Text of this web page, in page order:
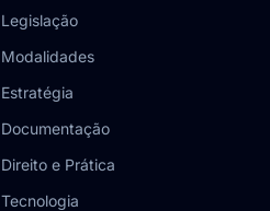
Legislação
Modalidades
Estratégia
Documentação
Direito e Prática
Tecnologia